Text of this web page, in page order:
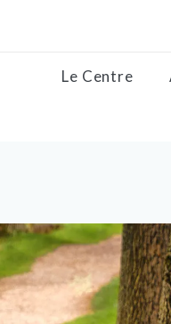
Le Centre